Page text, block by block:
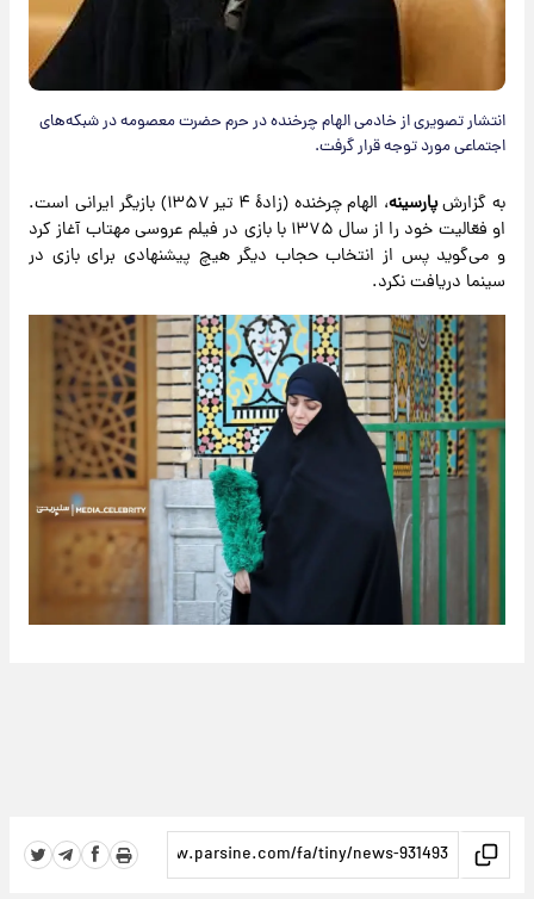
انتشار تصویری از خادمی الهام چرخنده در حرم حضرت معصومه در شبکه‌های
اجتماعی مورد توجه قرار گرفت.
به گزارشپارسینه
، الهام چرخنده (زادهٔ ۴ تیر ۱۳۵۷) بازیگر ایرانی است.
او فعّالیت خود را از سال ۱۳۷۵ با بازی در فیلم عروسی مهتاب آغاز کرد
و می‌گوید پس از انتخاب حجاب دیگر هیچ پیشنهادی برای بازی در
سینما دریافت نکرد.